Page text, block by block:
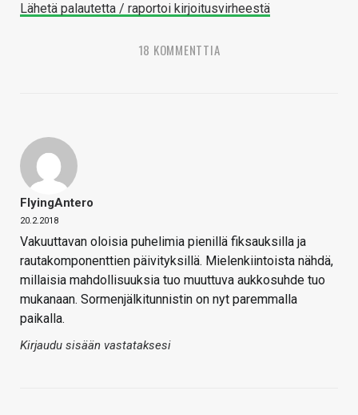
Lähetä palautetta / raportoi kirjoitusvirheestä
18 KOMMENTTIA
FlyingAntero
20.2.2018
Vakuuttavan oloisia puhelimia pienillä fiksauksilla ja
rautakomponenttien päivityksillä. Mielenkiintoista nähdä,
millaisia mahdollisuuksia tuo muuttuva aukkosuhde tuo
mukanaan. Sormenjälkitunnistin on nyt paremmalla
paikalla.
Kirjaudu sisään vastataksesi